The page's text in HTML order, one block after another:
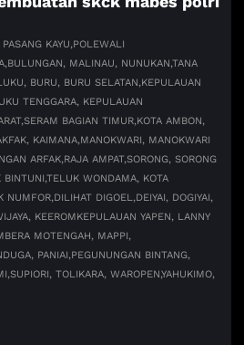
KAYU,POLEWALI
BULUNGAN, MALINAU, NUNUKAN,TANA
BURU, BURU SELATAN,KEPULAUAN
TENGGARA, KEPULAUAN
SERAM BAGIAN TIMUR,KOTA AMBON,
KAIMANA,MANOKWARI, MANOKWARI
ARFAK,RAJA AMPAT,SORONG, SORONG
BINTUNI,TELUK WONDAMA, KOTA
NUMFOR,DILIHAT DIGOEL,DEIYAI, DOGIYAI,
KEEROMKEPULAUAN YAPEN, LANNY
MOTENGAH, MAPPI,
PANIAI,PEGUNUNGAN BINTANG,
SUPIORI, TOLIKARA, WAROPEN,YAHUKIMO,